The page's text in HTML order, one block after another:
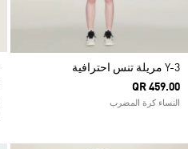
Y-3 مريلة تنس احترافية
QR 459.00
النساء كرة المضرب